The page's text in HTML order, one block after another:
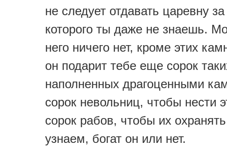
не следует отдавать царевну
которого ты даже не знаешь.
него ничего нет, кроме этих
он подарит тебе еще сорок
наполненных драгоценными
сорок невольниц, чтобы нести
сорок рабов, чтобы их
узнаем, богат он или нет.